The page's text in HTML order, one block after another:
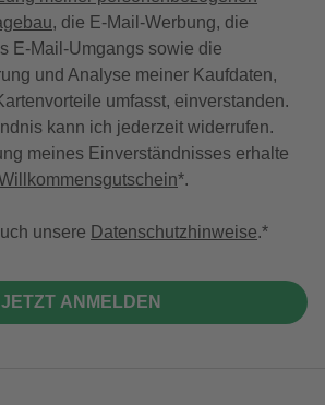
, die E-Mail-Werbung, die
E-Mail-Umgangs sowie die
und Analyse meiner Kaufdaten,
umfasst, einverstanden.
kann ich jederzeit widerrufen.
meines Einverständnisses erhalte
*.
unsere Datenschutzhinweise.
JETZT ANMELDEN